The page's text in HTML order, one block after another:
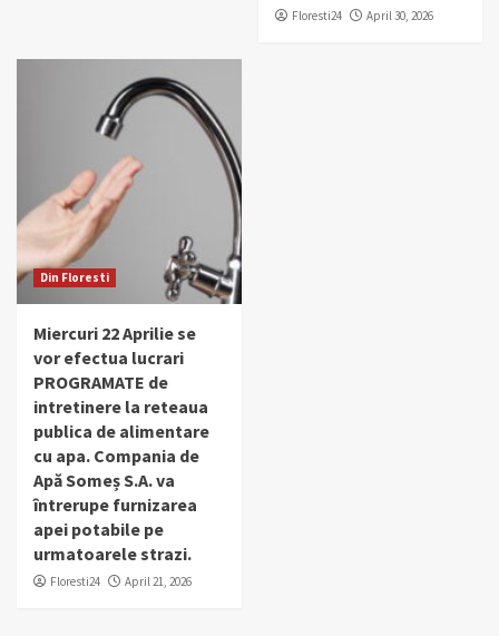
Floresti24 April 30, 2026
Din Floresti
Miercuri 22 Aprilie se
vor efectua lucrari
PROGRAMATE de
intretinere la reteaua
publica de alimentare
cu apa. Compania de
Apă Someș S.A. va
întrerupe furnizarea
apei potabile pe
urmatoarele strazi.
Floresti24 April 21, 2026